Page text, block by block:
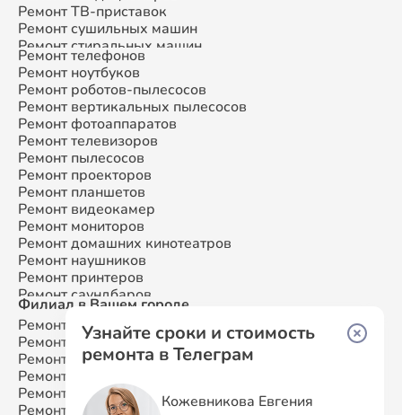
Ремонт ТВ-приставок
Ремонт сушильных машин
Ремонт стиральных машин
Ремонт микроволновых печей
Ремонт смарт-часов
Ремонт атс
Ремонт сплит-систем
Ремонт телефонов
Ремонт ноутбуков
Ремонт роботов-пылесосов
Ремонт вертикальных пылесосов
Ремонт фотоаппаратов
Ремонт телевизоров
Ремонт пылесосов
Ремонт проекторов
Ремонт планшетов
Ремонт видеокамер
Ремонт мониторов
Ремонт домашних кинотеатров
Ремонт наушников
Ремонт принтеров
Ремонт саундбаров
Ремонт VR систем
Ремонт сабвуферов
Ремонт посудомоечных машин
Филиал в Вашем городе
Ремонт SamsungМосква
Ремонт SamsungСанкт-Петербург
Ремонт SamsungКраснодар
Ремонт Samsung
Ремонт Samsung Нижний Новгород
Ремонт SamsungНовосибирск
Узнайте сроки и стоимость
ремонта в Телеграм
Кожевникова Евгения